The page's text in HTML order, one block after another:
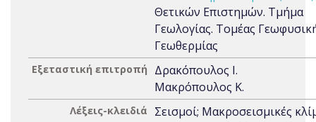
Θετικών Επιστημών. Τμήμα
Γεωλογίας. Τομέας
Γεωθερμίας
Εξεταστική επιτροπή
Δρακόπουλος Ι.
Μακρόπουλος Κ.
Λέξεις-κλειδιά
Σεισμοί; Μακροσεισμικές